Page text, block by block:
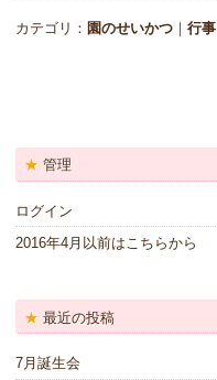
カテゴリ： 園のせいかつ ｜ 行事
管理
ログイン
2016年4月以前はこちらから
最近の投稿
7月誕生会